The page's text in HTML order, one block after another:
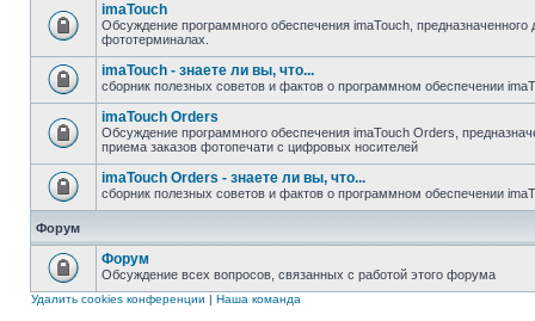
imaTouch
Обсуждение программного обеспечения imaTouch, предназначенного
фототерминалах.
imaTouch - знаете ли вы, что...
сборник полезных советов и фактов о программном обеспечении
imaTouch Orders
Обсуждение программного обеспечения imaTouch Orders,
приема заказов фотопечати с цифровых носителей
imaTouch Orders - знаете ли вы, что...
сборник полезных советов и фактов о программном обеспечении
Форум
Форум
Обсуждение всех вопросов, связанных с работой этого форума
Удалить cookies конференции | Наша команда